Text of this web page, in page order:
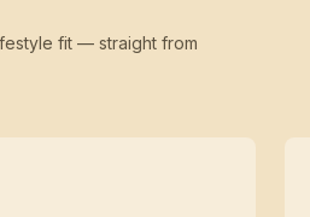
fit — straight from